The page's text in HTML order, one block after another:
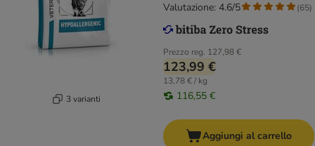
3 varianti
Prezzo reg. 127,98 €
123,99 €
13,78 € / kg
116,55 €
Valutazione: 4.6/5 (65)
Aggiungi al carrello